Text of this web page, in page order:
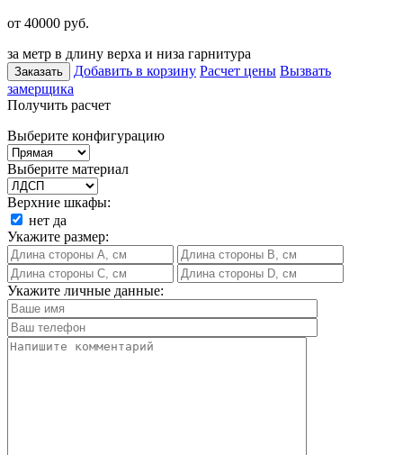
от 40000 руб.
за метр в длину верха и низа гарнитура
Заказать Добавить в корзину Расчет цены Вызвать
замерщика
Получить расчет
Выберите конфигурацию
Выберите материал
Верхние шкафы:
нет да
Укажите размер:
Укажите личные данные: